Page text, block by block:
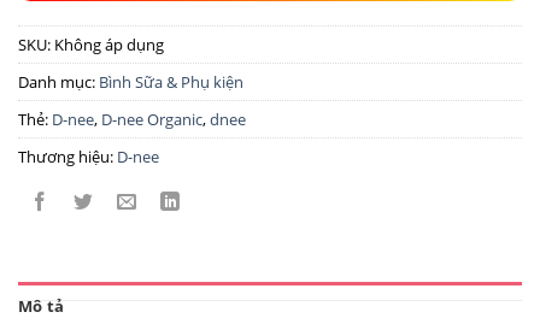
SKU: Không áp dụng
Danh mục: Bình Sữa & Phụ kiện
Thẻ: D-nee, D-nee Organic,dnee
Thương hiệu: D-nee
Mô tả